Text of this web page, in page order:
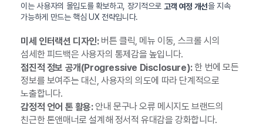
이는 사용자의 몰입도를 확보하고, 장기적으로 고객 여정 개선을 지속
가능하게 만드는 핵심 UX 전략입니다.
미세 인터랙션 디자인:버튼 클릭, 메뉴 이동, 스크롤 시의
섬세한 피드백은 사용자의 통제감을 높입니다.
점진적 정보 공개(Progressive Disclosure):한 번에 모든
정보를 보여주는 대신, 사용자의 의도에 따라 단계적으로
노출합니다.
감정적 언어 톤 활용:안내 문구나 오류 메시지도 브랜드의
친근한 톤앤매너로 설계해 정서적 유대감을 강화합니다.